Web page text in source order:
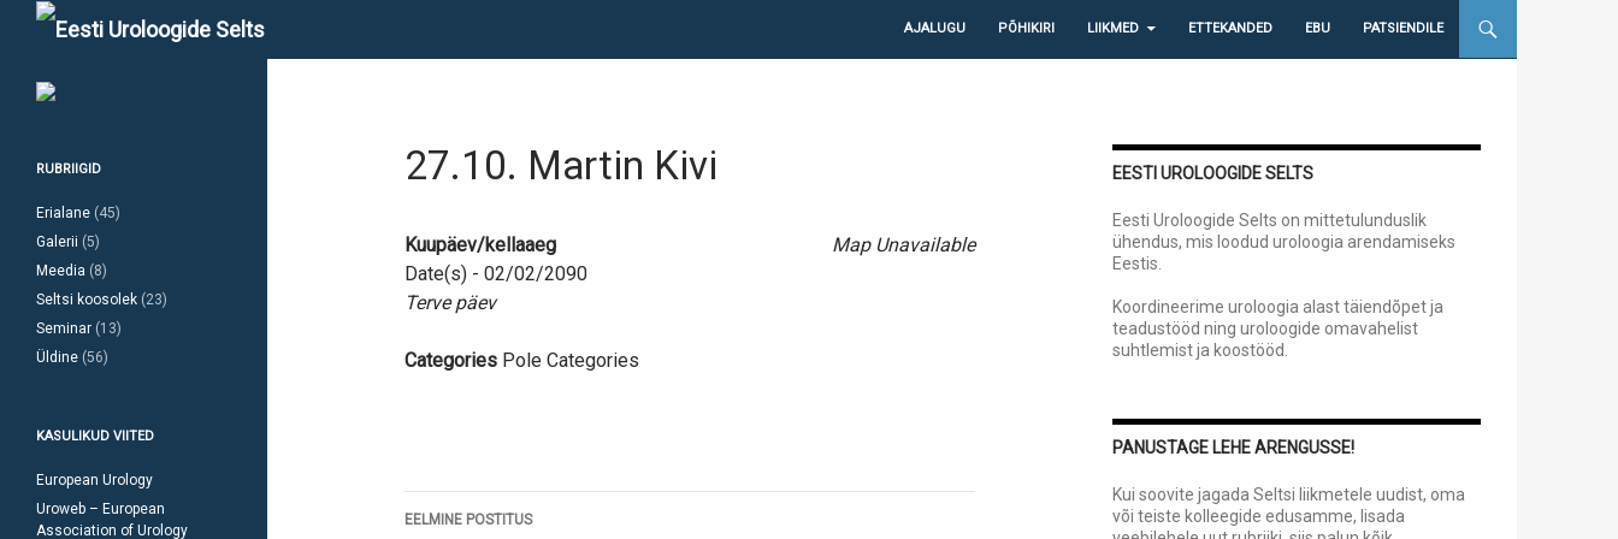
Otsi
AJALUGU
PÕHIKIRI LIIKMED ETTEKANDED EBU PATSIENDILE
27.10. Martin Kivi
Map Unavailable
Kuupäev/kellaaeg
Date(s) - 02/02/2090
Terve päev
Categories Pole Categories
Postituste
EELMINE POSTITUS
EESTI UROLOOGIDE SELTS
Eesti Uroloogide Selts on mittetulunduslik
ühendus, mis loodud uroloogia arendamiseks
Eestis.
Koordineerime uroloogia alast täiendõpet ja
teadustööd ning uroloogide omavahelist
suhtlemist ja koostööd.
PANUSTAGE LEHE ARENGUSSE!
Kui soovite jagada Seltsi liikmetele uudist, oma
või teiste kolleegide edusamme, lisada
RUBRIIGID
Erialane (45)
Galerii (5)
Meedia (8)
Seltsi koosolek (23)
Seminar (13)
Üldine (56)
KASULIKUD VIITED
European Urology
Uroweb – European
Association of Urology